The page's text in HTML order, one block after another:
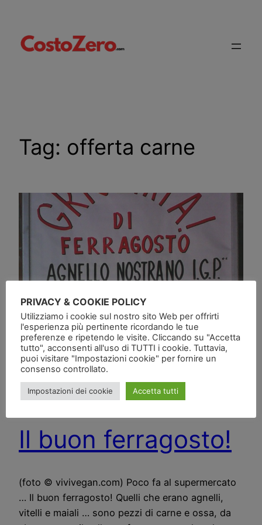
contenuto
Tag: offerta carne
Il buon ferragosto!
(foto © vivivegan.com) Poco fa al supermercato
… Il buon ferragosto! Quelli che erano agnelli,
vitelli e maiali … sono pezzi di carne e ossa, da
PRIVACY & COOKIE POLICY
Utilizziamo i cookie sul nostro sito Web per offrirti
l'esperienza più pertinente ricordando le tue
preferenze e ripetendo le visite. Cliccando su "Accetta
tutto", acconsenti all'uso di TUTTI i cookie. Tuttavia,
puoi visitare "Impostazioni cookie" per fornire un
consenso controllato.
Impostazioni dei cookie Accetta tutti